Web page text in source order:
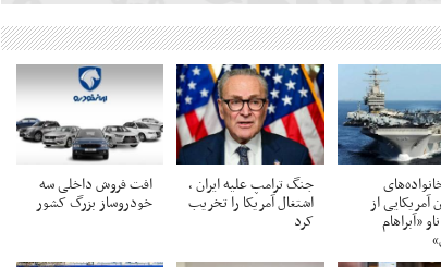
آمریکایی از
«آبراهام
جنگ ترامپ علیه ایران ،
اشتغال آمریکا را تخریب
کرد
افت فروش داخلی سه
خودروساز بزرگ کشور